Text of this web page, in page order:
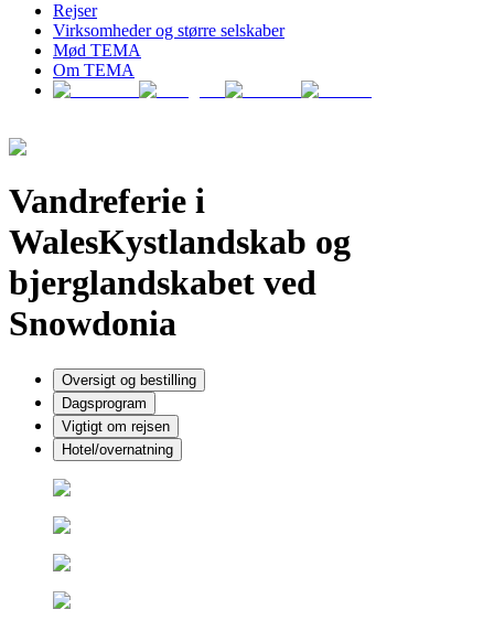
Rejser
Virksomheder og større selskaber
Mød TEMA
Om TEMA
Vandreferie i
WalesKystlandskab og
bjerglandskabet ved
Snowdonia
Oversigt og bestilling
Dagsprogram
Vigtigt om rejsen
Hotel/overnatning